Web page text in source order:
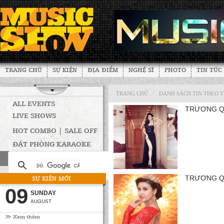
TRANG CHỦ SỰ KIỆN ĐỊA ĐIỂM NGHỆ SĨ PHOTO TIN TỨC
ALL EVENTS
LIVE SHOWS
HOT COMBO | SALE OFF
ĐẶT PHÒNG KARAOKE
SỰ KIỆN MỚI
09 SUNDAY
AUGUST
≫ Xem thêm
TRANG CHỦ / DANH SÁCH TIN THEO
TRƯƠNG
TRƯƠNG